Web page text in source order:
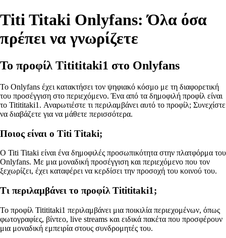
Τiti Titaki Onlyfans: Όλα όσα
πρέπει να γνωρίζετε
Το προφίλ Titititaki1 στο Onlyfans
Το Onlyfans έχει κατακτήσει τον ψηφιακό κόσμο με τη διαφορετική
του προσέγγιση στο περιεχόμενο. Ένα από τα δημοφιλή προφίλ είναι
το Titititaki1. Αναρωτιέστε τι περιλαμβάνει αυτό το προφίλ; Συνεχίστε
να διαβάζετε για να μάθετε περισσότερα.
Ποιος είναι ο Τiti Titaki;
Ο Titi Titaki είναι ένα δημοφιλές προσωπικότητα στην πλατφόρμα του
Onlyfans. Με μια μοναδική προσέγγιση και περιεχόμενο που τον
ξεχωρίζει, έχει καταφέρει να κερδίσει την προσοχή του κοινού του.
Τι περιλαμβάνει το προφίλ Titititaki1;
Το προφίλ Titititaki1 περιλαμβάνει μια ποικιλία περιεχομένων, όπως
φωτογραφίες, βίντεο, live streams και ειδικά πακέτα που προσφέρουν
μια μοναδική εμπειρία στους συνδρομητές του.